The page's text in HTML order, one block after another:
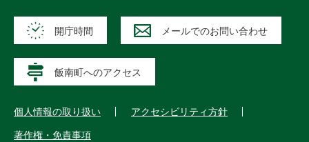
開庁時間 メールでのお問い合わせ
飯南町へのアクセス
個人情報の取り扱い アクセシビリティ方針
著作権・免責事項